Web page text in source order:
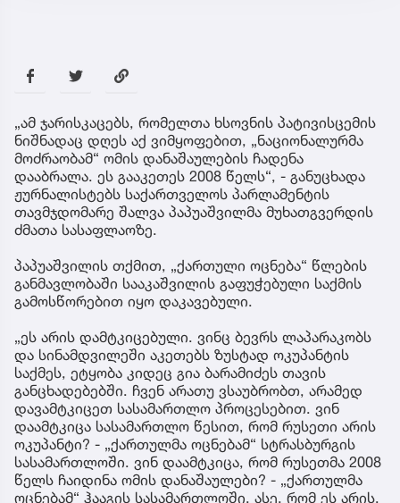
„ამ ჯარისკაცებს, რომელთა ხსოვნის პატივისცემის
ნიშნადაც დღეს აქ ვიმყოფებით, „ნაციონალურმა
მოძრაობამ“ ომის დანაშაულების ჩადენა
დააბრალა. ეს გააკეთეს 2008 წელს“, - განუცხადა
ჟურნალისტებს საქართველოს პარლამენტის
თავმჯდომარე შალვა პაპუაშვილმა მუხათგვერდის
ძმათა სასაფლაოზე.
პაპუაშვილის თქმით, „ქართული ოცნება“ წლების
განმავლობაში სააკაშვილის გაფუჭებული საქმის
გამოსწორებით იყო დაკავებული.
„ეს არის დამტკიცებული. ვინც ბევრს ლაპარაკობს
და სინამდვილეში აკეთებს ზუსტად ოკუპანტის
საქმეს, ეტყობა კიდეც გია ბარამიძეს თავის
განცხადებებში. ჩვენ არათუ ვსაუბრობთ, არამედ
დავამტკიცეთ სასამართლო პროცესებით. ვინ
დაამტკიცა სასამართლო წესით, რომ რუსეთი არის
ოკუპანტი? - „ქართულმა ოცნებამ“ სტრასბურგის
სასამართლოში. ვინ დაამტკიცა, რომ რუსეთმა 2008
წელს ჩაიდინა ომის დანაშაულები? - „ქართულმა
ოცნებამ“ ჰააგის სასამართლოში. ასე, რომ ეს არის,